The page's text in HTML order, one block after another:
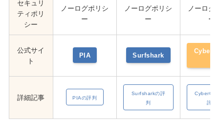
セキュリ
ティポリ
シー
ノーログポリシ
ー
ノーログポリシ
ー
ノーログ
ー
公式サイ
ト
PIA Surfshark
詳細記事 PIAの評判
Surfsharkの評
判
評判